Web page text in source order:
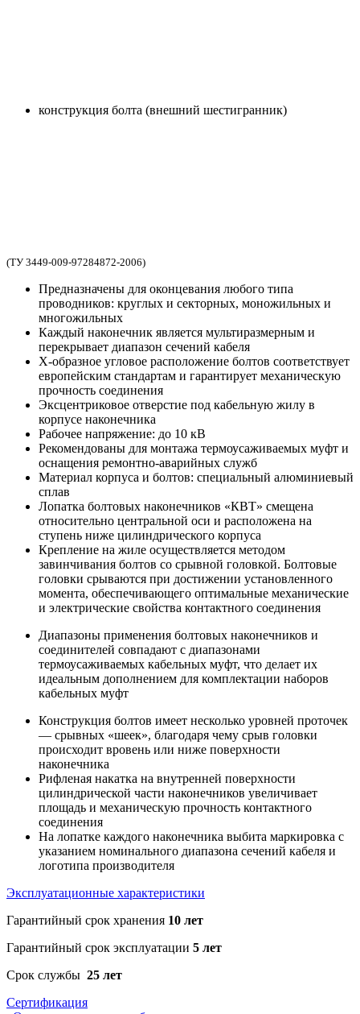
конструкция болта (внешний шестигранник)
(ТУ 3449-009-97284872-2006)
Предназначены для оконцевания любого типа
проводников: круглых и секторных, моножильных и
многожильных
Каждый наконечник является мультиразмерным и
перекрывает диапазон сечений кабеля
Х-образное угловое расположение болтов соответствует
европейским стандартам и гарантирует механическую
прочность соединения
Эксцентриковое отверстие под кабельную жилу в
корпусе наконечника
Рабочее напряжение: до 10 кВ
Рекомендованы для монтажа термоусаживаемых муфт и
оснащения ремонтно-аварийных служб
Материал корпуса и болтов: специальный алюминиевый
сплав
Лопатка болтовых наконечников «КВТ» смещена
относительно центральной оси и расположена на
ступень ниже цилиндрического корпуса
Крепление на жиле осуществляется методом
завинчивания болтов со срывной головкой. Болтовые
головки срываются при достижении установленного
момента, обеспечивающего оптимальные механические
и электрические свойства контактного соединения
Диапазоны применения болтовых наконечников и
соединителей совпадают с диапазонами
термоусаживаемых кабельных муфт, что делает их
идеальным дополнением для комплектации наборов
кабельных муфт
Конструкция болтов имеет несколько уровней проточек
— срывных «шеек», благодаря чему срыв головки
происходит вровень или ниже поверхности
наконечника
Рифленая накатка на внутренней поверхности
цилиндрической части наконечников увеличивает
площадь и механическую прочность контактного
соединения
На лопатке каждого наконечника выбита маркировка с
указанием номинального диапазона сечений кабеля и
логотипа производителя
Эксплуатационные характеристики
Гарантийный срок хранения 10 лет
Гарантийный срок эксплуатации 5 лет
Срок службы 25 лет
Сертификация